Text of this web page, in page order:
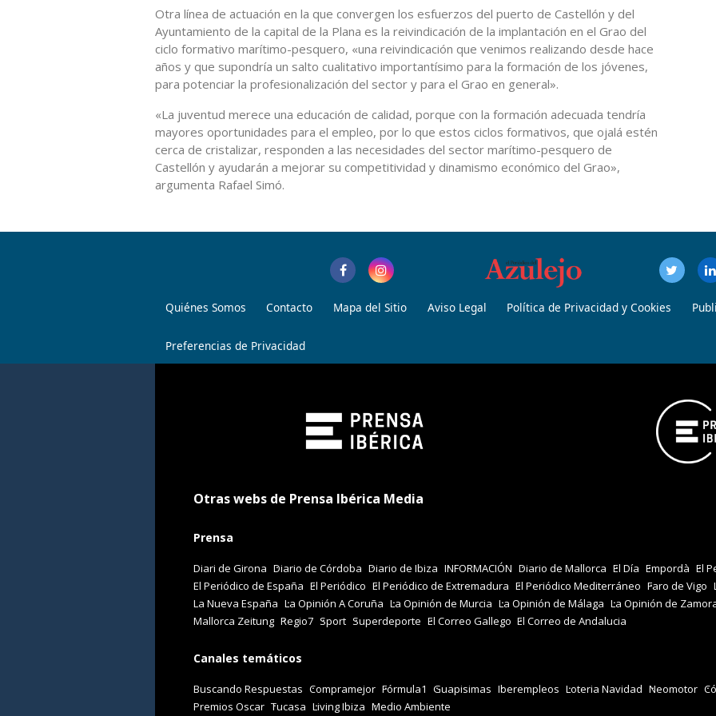
Otra línea de actuación en la que convergen los esfuerzos del puerto de Castellón y del
Ayuntamiento de la capital de la Plana es la reivindicación de la implantación en el Grao del
ciclo formativo marítimo-pesquero, «una reivindicación que venimos realizando desde hace
años y que supondría un salto cualitativo importantísimo para la formación de los jóvenes,
para potenciar la profesionalización del sector y para el Grao en general».
«La juventud merece una educación de calidad, porque con la formación adecuada tendría
mayores oportunidades para el empleo, por lo que estos ciclos formativos, que ojalá estén
cerca de cristalizar, responden a las necesidades del sector marítimo-pesquero de
Castellón y ayudarán a mejorar su competitividad y dinamismo económico del Grao»,
argumenta Rafael Simó.
Quiénes Somos Contacto Mapa del Sitio Aviso Legal Política de Privacidad y Cookies
Preferencias de Privacidad
Otras webs de Prensa Ibérica Media
Prensa
Diari de Girona Diario de Córdoba Diario de Ibiza INFORMACIÓN Diario de Mallorca El Día Empordà El
El Periódico de España El Periódico El Periódico de Extremadura El Periódico Mediterráneo Faro de Vigo
La Nueva España La Opinión A Coruña La Opinión de Murcia La Opinión de Málaga La Opinión de
Mallorca Zeitung Regio7 Sport Superdeporte El Correo Gallego El Correo de Andalucia
Canales temáticos
Buscando Respuestas Compramejor Fórmula1 Guapisimas Iberempleos Loteria Navidad Neomotor
Premios Oscar Tucasa Living Ibiza Medio Ambiente